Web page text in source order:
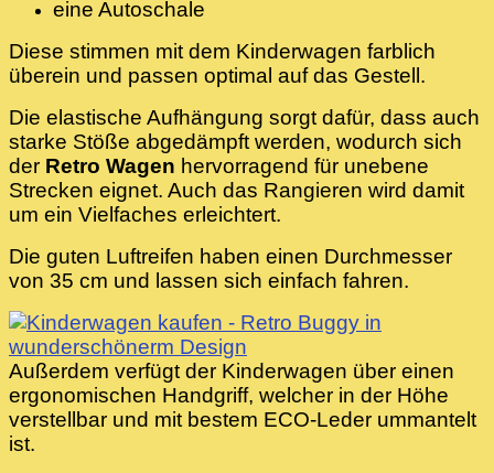
eine Autoschale
Diese stimmen mit dem Kinderwagen farblich
überein und passen optimal auf das Gestell.
Die elastische Aufhängung sorgt dafür, dass auch
starke Stöße abgedämpft werden, wodurch sich
der Retro Wagen hervorragend für unebene
Strecken eignet. Auch das Rangieren wird damit
um ein Vielfaches erleichtert.
Die guten Luftreifen haben einen Durchmesser
von 35 cm und lassen sich einfach fahren.
Außerdem verfügt der Kinderwagen über einen
ergonomischen Handgriff, welcher in der Höhe
verstellbar und mit bestem ECO-Leder ummantelt
ist.